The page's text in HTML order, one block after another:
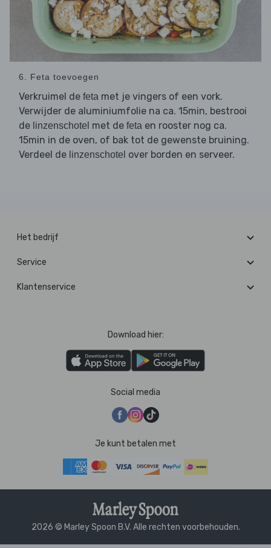
6. Feta toevoegen
Verkruimel de feta met je vingers of een vork.
Verwijder de aluminiumfolie na ca. 15min, bestrooi
de linzenschotel met de feta en rooster nog ca.
15min in de oven, of bak tot de gewenste bruining.
Verdeel de linzenschotel over borden en serveer.
Het bedrijf
Service
Klantenservice
Download hier:
Social media
Je kunt betalen met
2026 © Marley Spoon B.V. Alle rechten voorbehouden.